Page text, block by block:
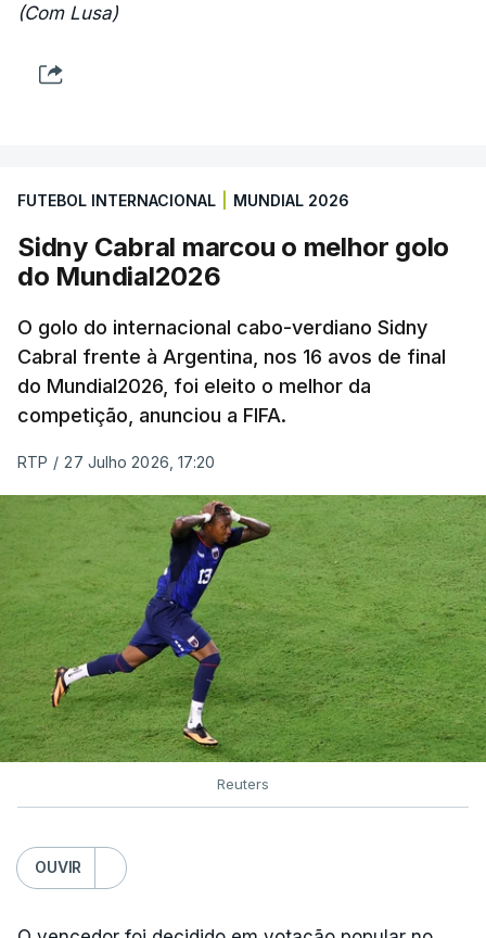
(Com Lusa)
FUTEBOL INTERNACIONAL MUNDIAL 2026
Sidny Cabral marcou o melhor golo
do Mundial2026
O golo do internacional cabo-verdiano Sidny
Cabral frente à Argentina, nos 16 avos de final
do Mundial2026, foi eleito o melhor da
competição, anunciou a FIFA.
RTP / 27 Julho 2026, 17:20
Reuters
OUVIR